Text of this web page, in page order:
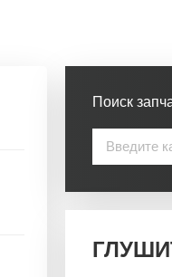
Поиск